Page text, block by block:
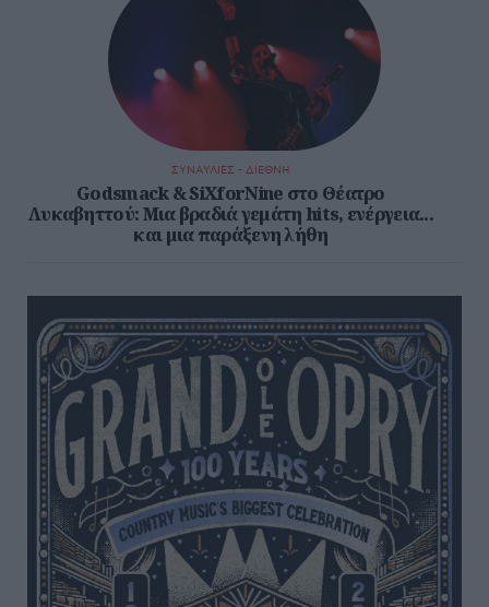
ΣΥΝΑΥΛΙΕΣ - ΔΙΕΘΝΗ
Godsmack & SiXforNine στο Θέατρο
Λυκαβηττού: Μια βραδιά γεμάτη hits, ενέργεια...
και μια παράξενη λήθη